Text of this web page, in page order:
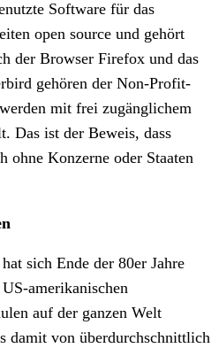
Software für das
open source und gehört
der Browser Firefox und das
gehören der Non-Profit-
mit frei zugänglichem
Das ist der Beweis, dass
ohne Konzerne oder Staaten
sich Ende der 80er Jahre
amerikanischen
auf der ganzen Welt
damit von überdurchschnittlich